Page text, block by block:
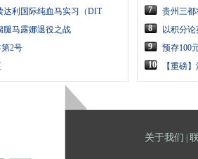
达利国际纯血马实习（DIT
腿马露娜退役之战
2号
7
贵州三都
8
以积分
9
预存100
10
【重磅
关于我们